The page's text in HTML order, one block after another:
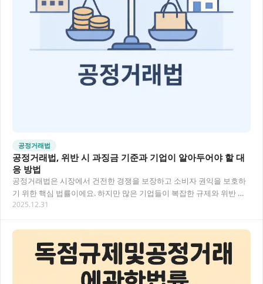
공정거래법
공정거래법, 위반 시 과징금 기준과 기업이 알아두어야 할 대
응 방법
공정거래법은 시장에서 건전한 경쟁을 보장하고 소비자 권익을 보호하
기 위한 핵심 법률이에요. 하지만 많은 기업들이 복잡한 규제와 위반 시
부과되는 과징금 기준을 제대로 이해하지 못해…
2025.12.31